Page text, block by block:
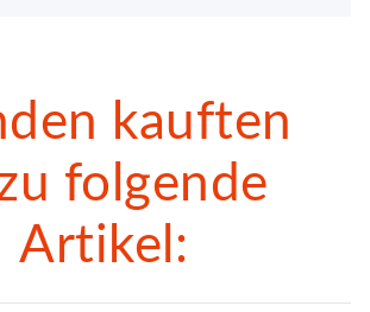
kauften
folgende
Artikel: